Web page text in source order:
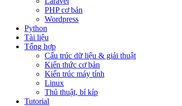
PHP cơ bản
Wordpress
Python
Tài liệu
Tổng hợp
Cấu trúc dữ liệu & giải thuật
Kiến thức cơ bản
Kiến trúc máy tính
Linux
Thủ thuật, bí kíp
Tutorial